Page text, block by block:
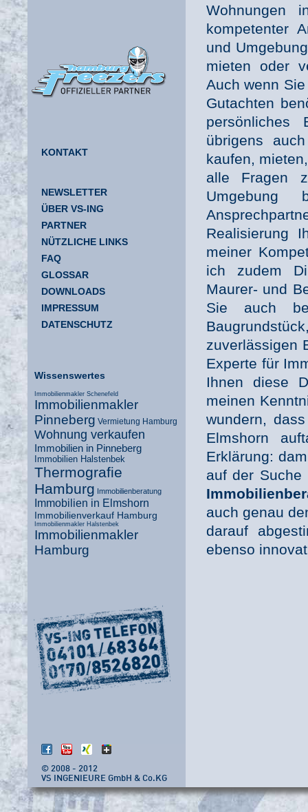
Wohnungen
kompetenter
und
mieten oder
Auch wenn
Gutachten
persönliches
übrigens
kaufen,
alle Fragen
Umgebung
Realisierung
meiner
ich zudem
Maurer- und
Sie auch
zuverlässigen
Experte für
Ihnen diese
meinen
wundern,
Elmshorn
Erklärung:
auf der Suche
auch genau
darauf
ebenso
KONTAKT
NEWSLETTER
ÜBER VS-ING
PARTNER
NÜTZLICHE LINKS
FAQ
GLOSSAR
DOWNLOADS
IMPRESSUM
DATENSCHUTZ
Wissenswertes
Immobilienmakler Schenefeld
Immobilienmakler
Pinneberg Vermietung Hamburg
Wohnung verkaufen
Immobilien in Pinneberg
Immobilien Halstenbek
Thermografie
Hamburg Immobilienberatung
Immobilien in Elmshorn
Immobilienverkauf Hamburg
Immobilienmakler Halstenbek
Immobilienmakler
Hamburg
© 2008 - 2012
VS INGENIEURE GmbH & Co.KG